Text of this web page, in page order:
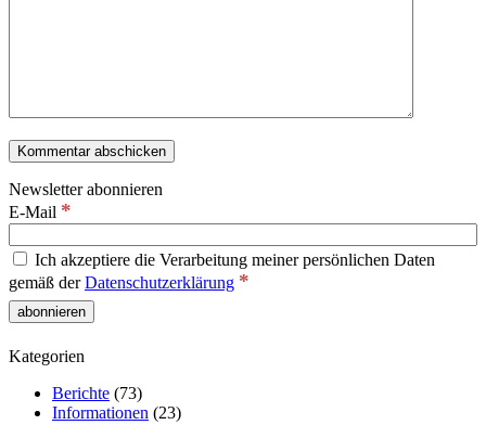
Newsletter abonnieren
E-Mail *
Ich akzeptiere die Verarbeitung meiner persönlichen Daten
gemäß derDatenschutzerklärung *
Kategorien
Berichte (73)
Informationen (23)